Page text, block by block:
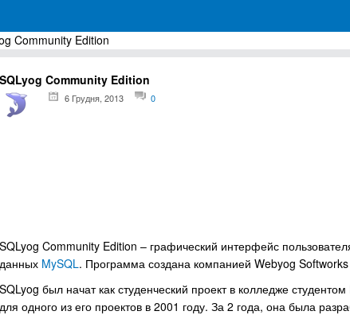
для Windows
Community Edition
SQLyog Community Edition
6 Грудня, 2013 0
SQLyog Community Edition – графический интерфейс
данных MySQL. Программа создана компанией Webyog
SQLyog был начат как студенческий проект в колледже
для одного из его проектов в 2001 году. За 2 года, она была